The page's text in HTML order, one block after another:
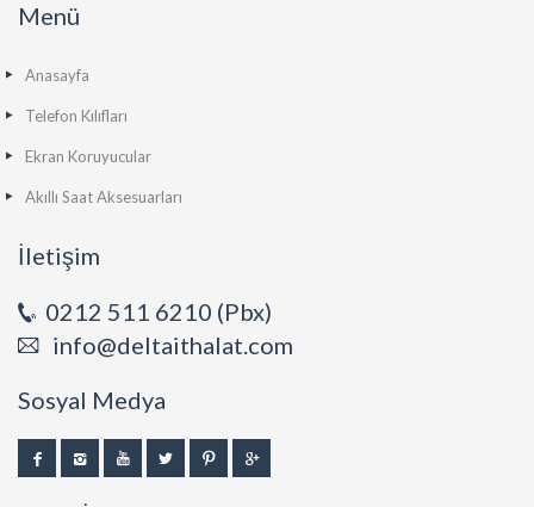
Menü
Anasayfa
Telefon Kılıfları
Ekran Koruyucular
Akıllı Saat Aksesuarları
İletişim
0212 511 6210 (Pbx)
info@deltaithalat.com
Sosyal Medya